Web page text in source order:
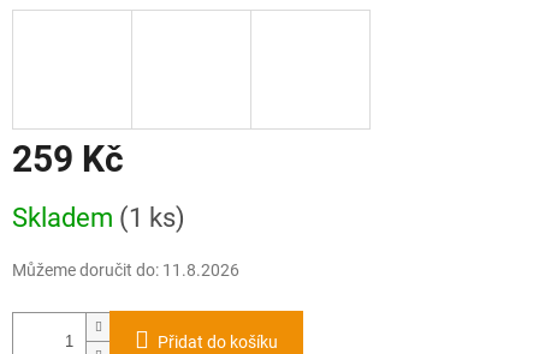
259 Kč
cena:
Skladem (1 ks)
Můžeme doručit do: 11.8.2026
Přidat do košíku